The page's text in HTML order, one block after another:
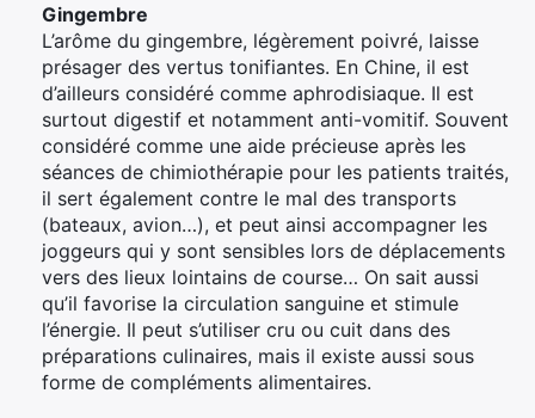
Gingembre
L’arôme du gingembre, légèrement poivré, laisse
présager des vertus tonifiantes. En Chine, il est
d’ailleurs considéré comme aphrodisiaque. Il est
surtout digestif et notamment anti-vomitif. Souvent
considéré comme une aide précieuse après les
séances de chimiothérapie pour les patients traités,
il sert également contre le mal des transports
(bateaux, avion…), et peut ainsi accompagner les
joggeurs qui y sont sensibles lors de déplacements
vers des lieux lointains de course… On sait aussi
qu’il favorise la circulation sanguine et stimule
l’énergie. Il peut s’utiliser cru ou cuit dans des
préparations culinaires, mais il existe aussi sous
forme de compléments alimentaires.